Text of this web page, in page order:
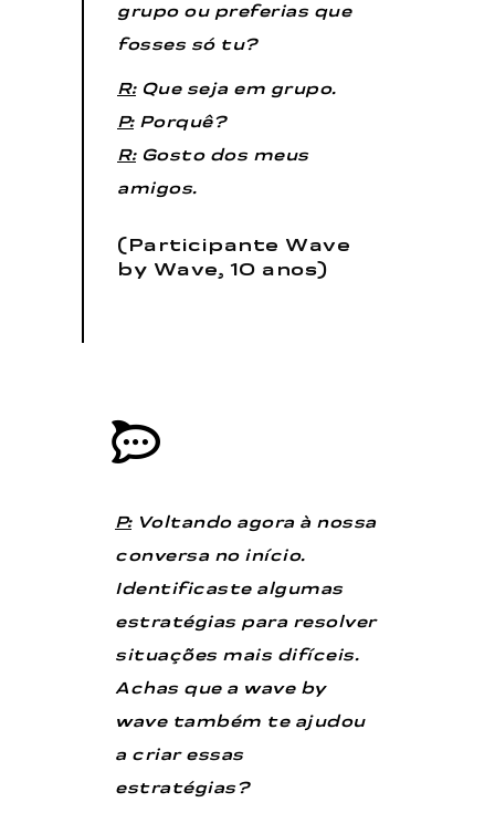
grupo ou preferias que
fosses só tu?
R:Que seja em grupo.
P:Porquê?
R:Gosto dos meus
amigos.
(Participante Wave
by Wave, 10 anos)
P:Voltando agora à nossa
conversa no início.
Identificaste algumas
estratégias para resolver
situações mais difíceis.
Achas que a wave by
wave também te ajudou
a criar essas
estratégias?